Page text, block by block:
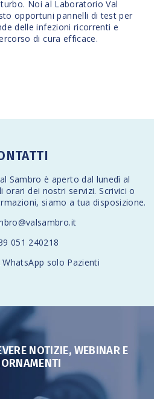
Noi al Laboratorio Val
opportuni pannelli di test per
delle infezioni ricorrenti e
di cura efficace.
Sambro è aperto dal lunedì al
orari dei nostri servizi. Scrivici o
siamo a tua disposizione.
051 240218
WhatsApp solo Pazienti
NOTIZIE, WEBINAR E